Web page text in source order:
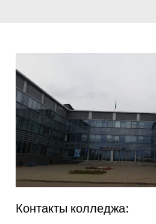
Контакты колледжа: